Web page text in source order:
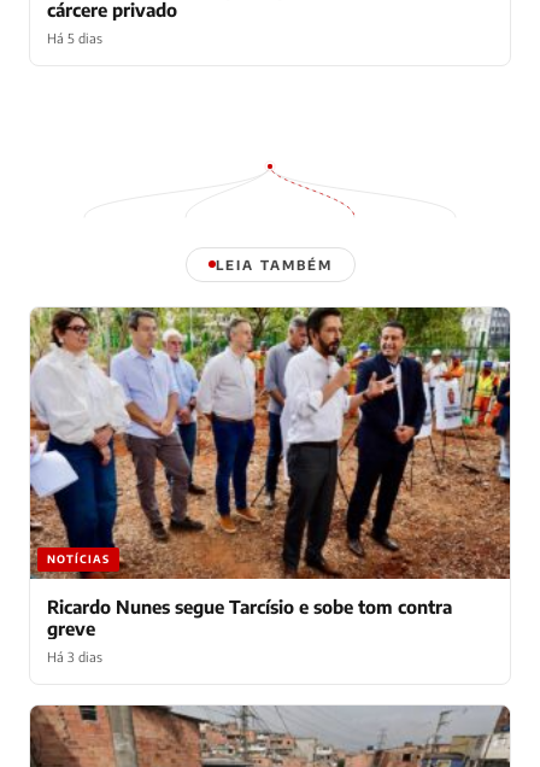
cárcere privado
Há 5 dias
LEIA TAMBÉM
NOTÍCIAS
Ricardo Nunes segue Tarcísio e sobe tom contra
greve
Há 3 dias